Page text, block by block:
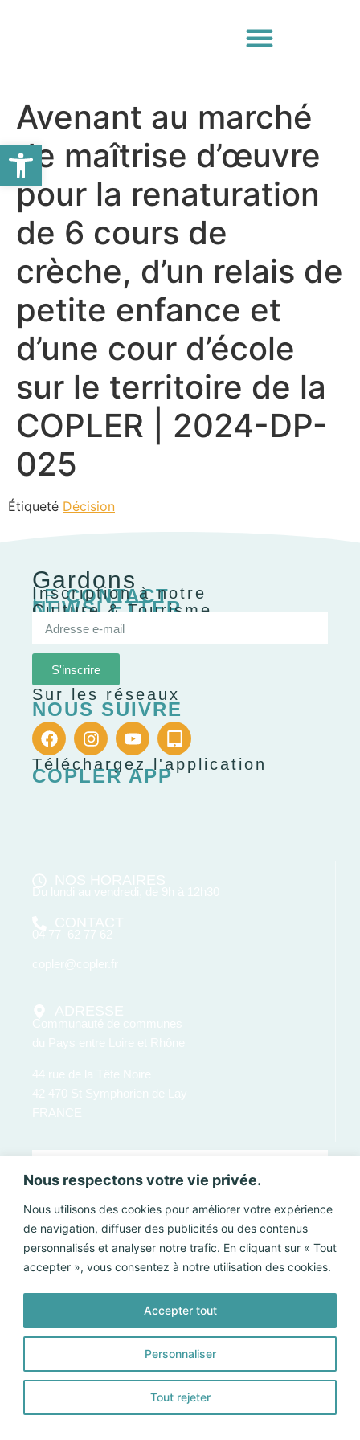
Nous respectons votre vie privée.
Nous utilisons des cookies pour améliorer votre expérience
de navigation, diffuser des publicités ou des contenus
personnalisés et analyser notre trafic. En cliquant sur « Tout
accepter », vous consentez à notre utilisation des cookies.
Personnaliser
Tout rejeter
Accepter tout
Avenant au marché
de maîtrise d’œuvre
pour la renaturation
de 6 cours de
crèche, d’un relais de
petite enfance et
d’une cour d’école
sur le territoire de la
COPLER | 2024-DP-
025
Étiqueté Décision
Gardons
LECONTACT
Inscription à notre
NEWSLETTER
Culture & Tourisme
S'inscrire
Sur les réseaux
NOUS SUIVRE
Téléchargez l'application
COPLER APP
Mentions légales|Politique de confidentialité
Créé par SITE LINE,agence web
Ouvrir la barre d’outils